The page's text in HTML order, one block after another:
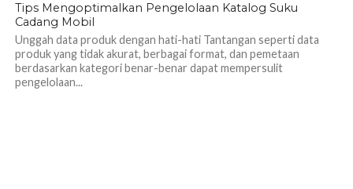
Tips Mengoptimalkan Pengelolaan Katalog Suku
Cadang Mobil
Unggah data produk dengan hati-hati Tantangan seperti data
produk yang tidak akurat, berbagai format, dan pemetaan
berdasarkan kategori benar-benar dapat mempersulit
pengelolaan...